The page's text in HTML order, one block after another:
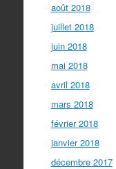
août 2018
juillet 2018
juin 2018
mai 2018
avril 2018
mars 2018
février 2018
janvier 2018
décembre 2017